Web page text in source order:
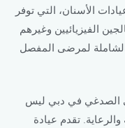
الأسنان، التي توفر
الفيزيائيين وغيرهم
لمرضى المفصل
الصدغي في دبي ليس
تقدم عيادة